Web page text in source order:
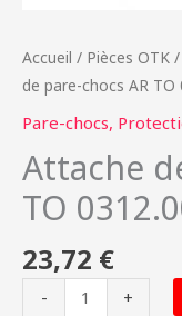
Accueil / Pièces OTK /
de pare-chocs AR TO
Pare-chocs,
Attache
TO
23,72 €
- +